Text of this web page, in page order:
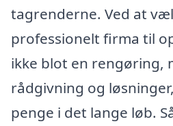
tagrenderne. Ved at
professionelt firma til
ikke blot en rengøring,
rådgivning og
penge i det lange løb.